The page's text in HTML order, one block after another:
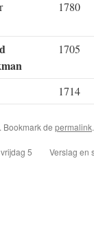
1780
1705
1714
Bookmark de permalink.
5
Verslag en